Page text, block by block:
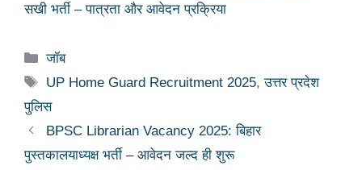
सखी भर्ती – पात्रता और आवेदन प्रक्रिया
Categories
जॉब
Tags
UP Home Guard Recruitment 2025,उत्तर प्रदेश
पुलिस
BPSC Librarian Vacancy 2025: बिहार
पुस्तकालयाध्यक्ष भर्ती – आवेदन जल्द ही शुरू